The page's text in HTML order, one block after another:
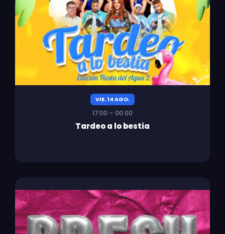
VIE. 14 AGO.
17:00 – 00:00
Tardeo a lo bestia